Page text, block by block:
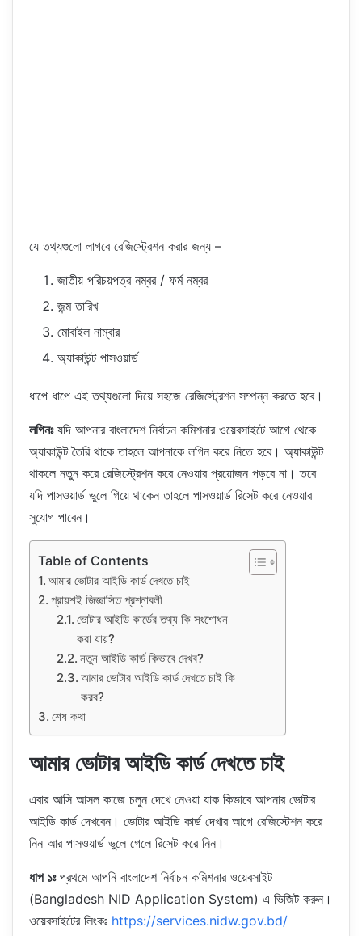
যে তথ্যগুলো লাগবে রেজিস্ট্রেশন করার জন্য –
জাতীয় পরিচয়পত্র নম্বর / ফর্ম নম্বর
জন্ম তারিখ
মোবাইল নাম্বার
অ্যাকাউন্ট পাসওয়ার্ড
ধাপে ধাপে এই তথ্যগুলো দিয়ে সহজে রেজিস্ট্রেশন সম্পন্ন করতে হবে।
লগিনঃযদি আপনার বাংলাদেশ নির্বাচন কমিশনার ওয়েবসাইটে আগে থেকে
অ্যাকাউন্ট তৈরি থাকে তাহলে আপনাকে লগিন করে নিতে হবে। অ্যাকাউন্ট
থাকলে নতুন করে রেজিস্ট্রেশন করে নেওয়ার প্রয়োজন পড়বে না। তবে
যদি পাসওয়ার্ড ভুলে গিয়ে থাকেন তাহলে পাসওয়ার্ড রিসেট করে নেওয়ার
সুযোগ পাবেন।
Table of Contents
আমার ভোটার আইডি কার্ড দেখতে চাই
প্রায়শই জিজ্ঞাসিত প্রশ্নাবলী
ভোটার আইডি কার্ডের তথ্য কি সংশোধন
করা যায়?
নতুন আইডি কার্ড কিভাবে দেখব?
আমার ভোটার আইডি কার্ড দেখতে চাই কি
করব?
শেষ কথা
আমার ভোটার আইডি কার্ড দেখতে চাই
এবার আসি আসল কাজে চলুন দেখে নেওয়া যাক কিভাবে আপনার ভোটার
আইডি কার্ড দেখবেন। ভোটার আইডি কার্ড দেখার আগে রেজিস্টেশন করে
নিন আর পাসওয়ার্ড ভুলে গেলে রিসেট করে নিন।
ধাপ ১ঃপ্রথমে আপনি বাংলাদেশ নির্বাচন কমিশনার ওয়েবসাইট
(Bangladesh NID Application System) এ ভিজিট করুন।
ওয়েবসাইটের লিংকঃ https://services.nidw.gov.bd/